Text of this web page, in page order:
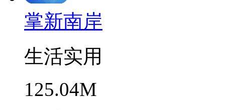
掌新南岸
生活实用
125.04M